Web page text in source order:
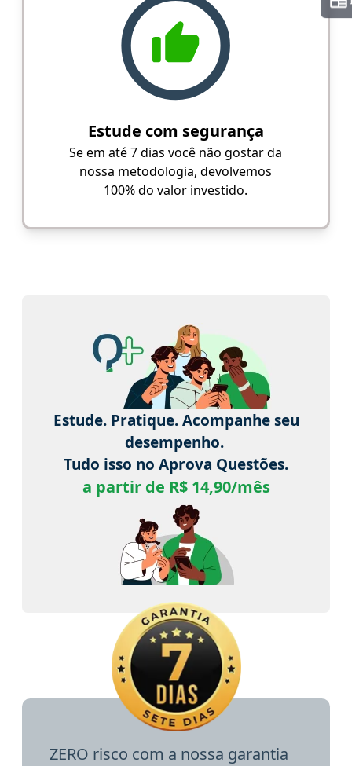
Estude com segurança
Se em até 7 dias você não gostar da
nossa metodologia, devolvemos
100% do valor investido.
Estude. Pratique. Acompanhe seu
desempenho.
Tudo isso no Aprova Questões.
a partir de R$ 14,90/mês
ZERO risco com a nossa garantia